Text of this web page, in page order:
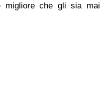
migliore che gli sia mai